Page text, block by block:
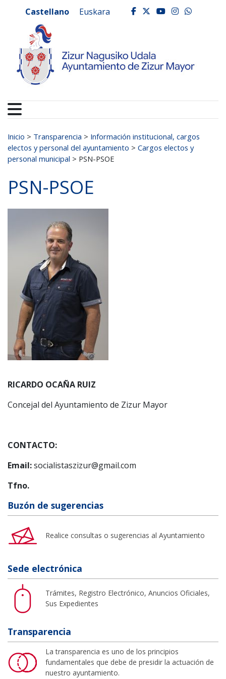
Ayuntamiento de
Castellano Euskara facebook
twitter
youtube
Buscar:
Inicio > Transparencia > Información institucional, cargos
electos y personal del ayuntamiento > Cargos electos y
personal municipal > PSN-PSOE
PSN-PSOE
RICARDO OCAÑA RUIZ
Concejal del Ayuntamiento de Zizur Mayor
CONTACTO:
Email:socialistaszizur@gmail.com
Tfno.
Buzón de sugerencias
Realice consultas o sugerencias al Ayuntamiento
Sede electrónica
Trámites, Registro Electrónico, Anuncios Oficiales,
Sus Expedientes
Transparencia
La transparencia es uno de los principios
fundamentales que debe de presidir la actuación de
nuestro ayuntamiento.